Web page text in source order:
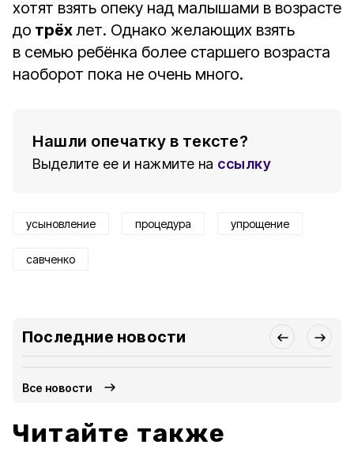
хотят взять опеку над малышами в возрасте
до трёхлет. Однако желающих взять
в семью ребёнка более старшего возраста
наоборот пока не очень много.
Нашли опечатку в тексте?
Выделите ее и нажмите на ссылку
усыновление процедура упрощение
савченко
Последние новости
Все новости
Читайте также